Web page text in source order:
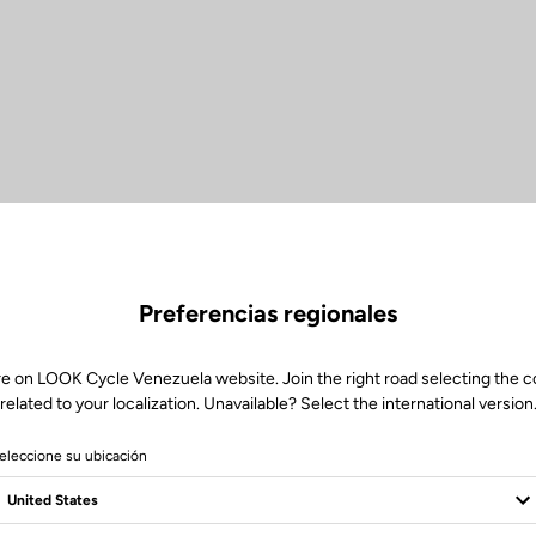
Preferencias regionales
on LOOK Cycle Venezuela website. Join the right road selecting the
related to your localization. Unavailable? Select the international version.
su ubicación